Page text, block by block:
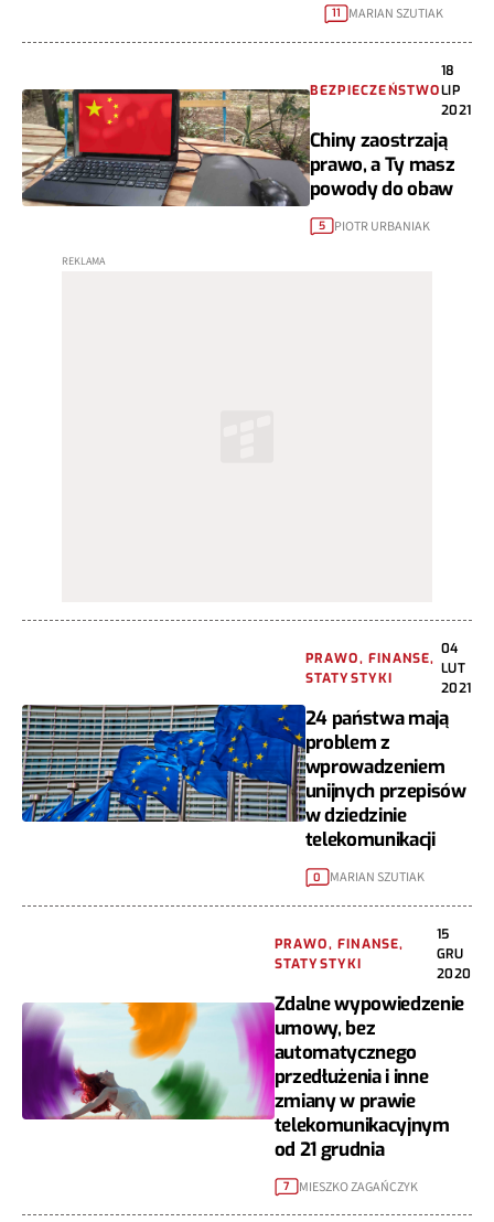
11 MARIAN SZUTIAK
BEZPIECZEŃSTWO
18
LIP
2021
Chiny zaostrzają
prawo, a Ty masz
powody do obaw
5 PIOTR URBANIAK
PRAWO, FINANSE,
STATYSTYKI
04
LUT
2021
24 państwa mają
problem z
wprowadzeniem
unijnych przepisów
w dziedzinie
telekomunikacji
0 MARIAN SZUTIAK
PRAWO, FINANSE,
STATYSTYKI
15
GRU
2020
Zdalne wypowiedzenie
umowy, bez
automatycznego
przedłużenia i inne
zmiany w prawie
telekomunikacyjnym
od 21 grudnia
7 MIESZKO ZAGAŃCZYK